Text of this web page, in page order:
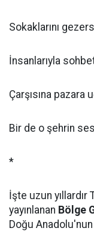
Sokaklarını
İnsanlarıyla
Çarşısına pazara
Bir de o şehrin
*
İşte uzun yıllardır
yayınlanan Bölge
Doğu